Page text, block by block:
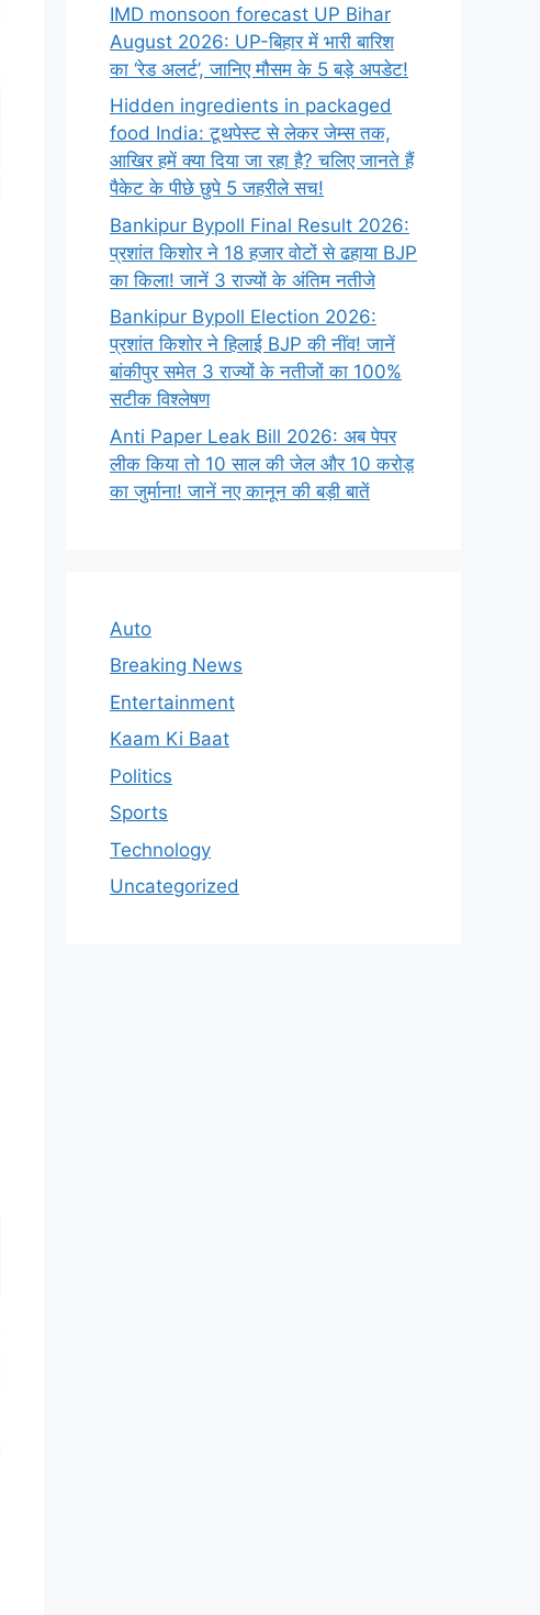
IMD monsoon forecast UP Bihar
August 2026: UP-बिहार में भारी बारिश
का ‘रेड अलर्ट’, जानिए मौसम के 5 बड़े अपडेट!
Hidden ingredients in packaged
food India: टूथपेस्ट से लेकर जेम्स तक,
आखिर हमें क्या दिया जा रहा है? चलिए जानते हैं
पैकेट के पीछे छुपे 5 जहरीले सच!
Bankipur Bypoll Final Result 2026:
प्रशांत किशोर ने 18 हजार वोटों से ढहाया BJP
का किला! जानें 3 राज्यों के अंतिम नतीजे
Bankipur Bypoll Election 2026:
प्रशांत किशोर ने हिलाई BJP की नींव! जानें
बांकीपुर समेत 3 राज्यों के नतीजों का 100%
सटीक विश्लेषण
Anti Paper Leak Bill 2026: अब पेपर
लीक किया तो 10 साल की जेल और 10 करोड़
का जुर्माना! जानें नए कानून की बड़ी बातें
Auto
Breaking News
Entertainment
Kaam Ki Baat
Politics
Sports
Technology
Uncategorized